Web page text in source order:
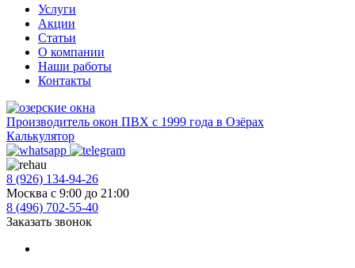
Услуги
Акции
Статьи
О компании
Наши работы
Контакты
Производитель окон ПВХ с 1999 года в Озёрах
Калькулятор
8 (926) 134-94-26
Москва с 9:00 до 21:00
8 (496) 702-55-40
Заказать звонок